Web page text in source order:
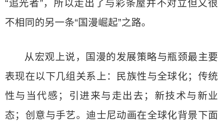
“追光者”，所以走出了与彩条屋并不对立但又很
不相同的另一条“国漫崛起”之路。
从宏观上说，国漫的发展策略与瓶颈最主要
表现在以下几组关系上：民族性与全球化；传统
性与当代感；引进来与走出去；新技术与新业
态；创意与手艺。迪士尼动画在全球化背景下面